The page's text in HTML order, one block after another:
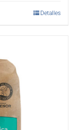
Detalles